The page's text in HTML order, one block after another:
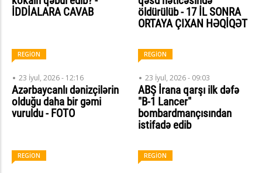
İDDİALARA CAVAB
öldürülüb - 17 İL SONRA
ORTAYA ÇIXAN HƏQİQƏT
REGİON
23 İyul, 2026 - 12:16
Azərbaycanlı dənizçilərin
olduğu daha bir gəmi
vuruldu - FOTO
REGİON
23 İyul, 2026 - 09:03
ABŞ İrana qarşı ilk dəfə
"B-1 Lancer"
bombardmançısından
istifadə edib
REGİON REGİON